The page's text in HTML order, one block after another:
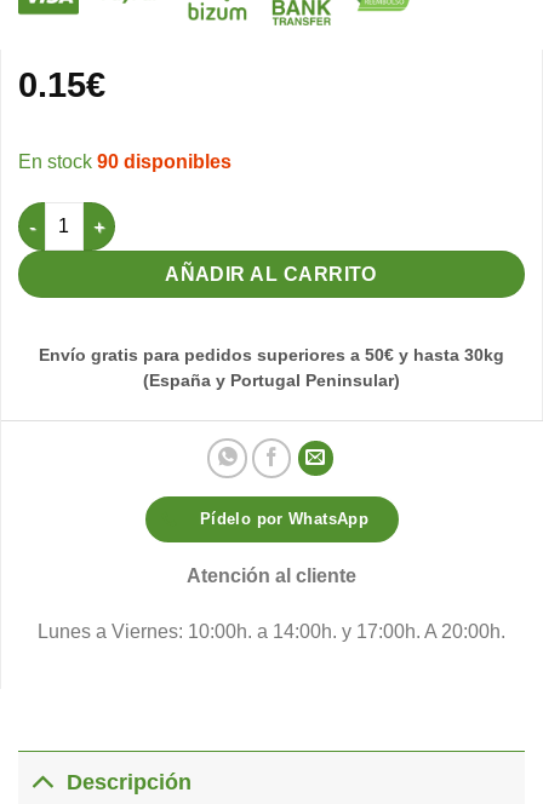
0.15€
90 disponibles
Gancho Para tapa Maleta Art. 225 cantidad
AÑADIR AL CARRITO
Envío gratis para pedidos superiores a 50€ y hasta 30kg
(España y Portugal Peninsular)
Pídelo por WhatsApp
Atención al cliente
Lunes a Viernes: 10:00h. a 14:00h. y 17:00h. A 20:00h.
Descripción